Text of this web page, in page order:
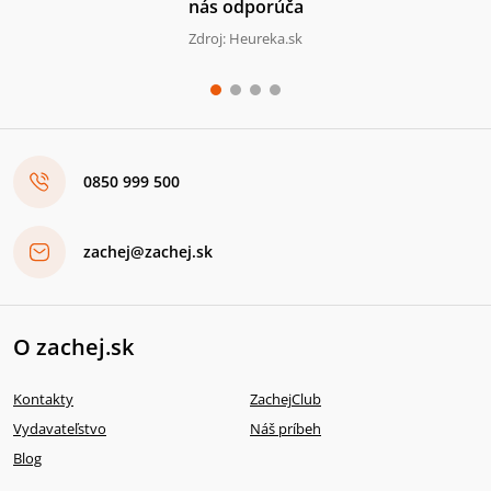
nás odporúča
Zdroj: Heureka.sk
0850 999 500
zachej@zachej.sk
O zachej.sk
Kontakty
ZachejClub
Vydavateľstvo
Náš príbeh
Blog